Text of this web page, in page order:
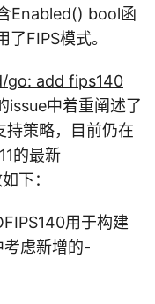
Enabled() bool函
FIPS模式。
go: add fips140
issue中着重阐述了
策略，目前仍在
的最新
下：
用于构建
虑新增的-